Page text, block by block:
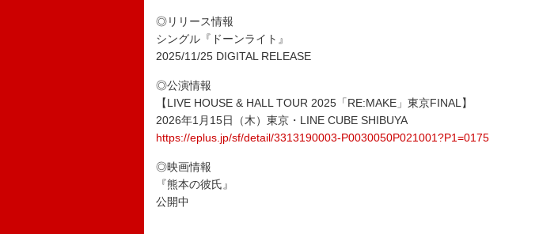
◎リリース情報
シングル『ドーンライト』
2025/11/25 DIGITAL RELEASE
◎公演情報
【LIVE HOUSE & HALL TOUR 2025「RE:MAKE」東京FINAL】
2026年1月15日（木）東京・LINE CUBE SHIBUYA
https://eplus.jp/sf/detail/3313190003-P0030050P021001?P1=0175
◎映画情報
『熊本の彼氏』
公開中